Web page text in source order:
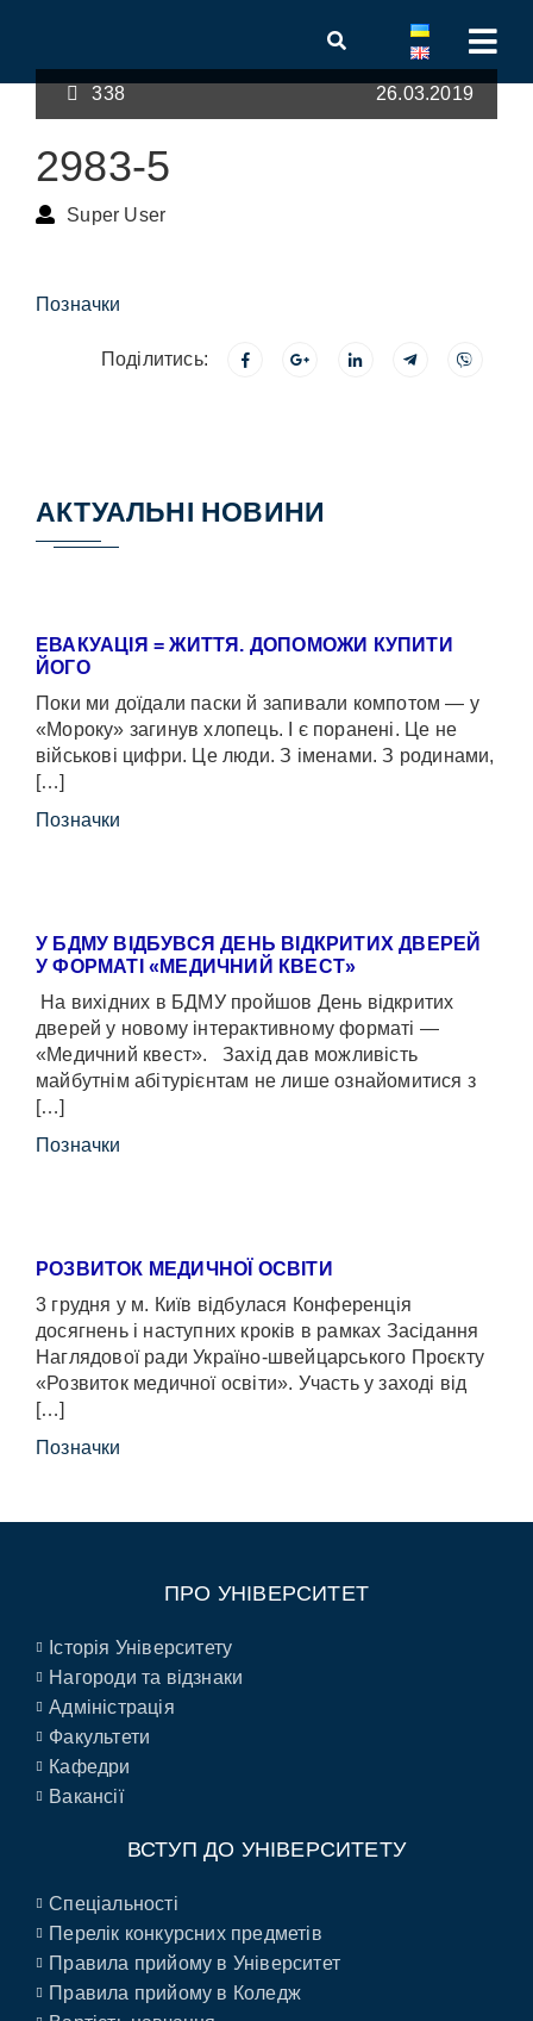
338 26.03.2019
2983-5
Super User
Позначки
Поділитись:
АКТУАЛЬНІ НОВИНИ
ЕВАКУАЦІЯ = ЖИТТЯ. ДОПОМОЖИ КУПИТИ
ЙОГО
Поки ми доїдали паски й запивали компотом — у
«Мороку» загинув хлопець. І є поранені. Це не
військові цифри. Це люди. З іменами. З родинами,
[…]
Позначки
У БДМУ ВІДБУВСЯ ДЕНЬ ВІДКРИТИХ ДВЕРЕЙ
У ФОРМАТІ «МЕДИЧНИЙ КВЕСТ»
На вихідних в БДМУ пройшов День відкритих
дверей у новому інтерактивному форматі —
«Медичний квест». Захід дав можливість
майбутнім абітурієнтам не лише ознайомитися з
[…]
Позначки
РОЗВИТОК МЕДИЧНОЇ ОСВІТИ
3 грудня у м. Київ відбулася Конференція
досягнень і наступних кроків в рамках Засідання
Наглядової ради Україно-швейцарського Проєкту
«Розвиток медичної освіти». Участь у заході від
[…]
Позначки
ПРО УНІВЕРСИТЕТ
Історія Університету
Нагороди та відзнаки
Адміністрація
Факультети
Кафедри
Вакансії
ВСТУП ДО УНІВЕРСИТЕТУ
Спеціальності
Перелік конкурсних предметів
Правила прийому в Університет
Правила прийому в Коледж